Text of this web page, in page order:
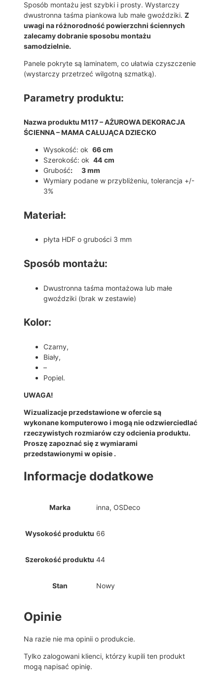
Sposób montażu jest szybki i prosty. Wystarczy
dwustronna taśma piankowa lub małe gwoździki. Z
uwagi na różnorodność powierzchni ściennych
zalecamy dobranie sposobu montażu
samodzielnie.
Panele pokryte są laminatem, co ułatwia czyszczenie
(wystarczy przetrzeć wilgotną szmatką).
Parametry produktu:
Nazwa produktu M117 – AŻUROWA DEKORACJA
ŚCIENNA – MAMA CAŁUJĄCA DZIECKO
Wysokość: ok 66 cm
Szerokość: ok 44 cm
Grubość: 3 mm
Wymiary podane w przybliżeniu, tolerancja +/-
3%
Materiał:
płyta HDF o grubości 3 mm
Sposób montażu:
Dwustronna taśma montażowa lub małe
gwoździki (brak w zestawie)
Kolor:
Czarny,
Biały,
–
Popiel.
UWAGA!
Wizualizacje przedstawione w ofercie są
wykonane komputerowo i mogą nie odzwierciedlać
rzeczywistych rozmiarów czy odcienia produktu.
Proszę zapoznać się z wymiarami
przedstawionymi w opisie .
Informacje dodatkowe
Marka inna, OSDeco
Wysokość produktu 66
Szerokość produktu 44
Stan Nowy
Opinie
Na razie nie ma opinii o produkcie.
Tylko zalogowani klienci, którzy kupili ten produkt
mogą napisać opinię.